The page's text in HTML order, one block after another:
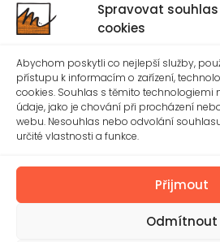
Spravovat souhlas
cookies
Abychom poskytli co nejlepší služby,
přístupu k informacím o zařízení,
cookies. Souhlas s těmito
údaje, jako je chování při procházení
webu. Nesouhlas nebo odvolání
určité vlastnosti a funkce.
Přijmout
Odmítnout
Školní jídelna a školní družina
ŠD: +420 577 926 720
reditelna@zsotrman.cz
Zásady cookies
Ochrana osobních
Spravovat souhlas